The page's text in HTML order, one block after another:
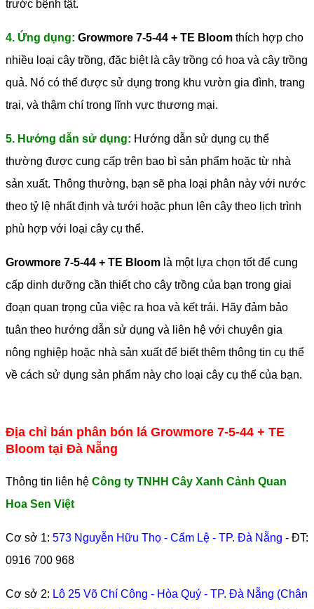
trước bệnh tật.
4. Ứng dụng: Growmore 7-5-44 + TE Bloom thích hợp cho
nhiều loại cây trồng, đặc biệt là cây trồng có hoa và cây trồng
quả. Nó có thể được sử dụng trong khu vườn gia đình, trang
trại, và thậm chí trong lĩnh vực thương mại.
5. Hướng dẫn sử dụng: Hướng dẫn sử dụng cụ thể
thường được cung cấp trên bao bì sản phẩm hoặc từ nhà
sản xuất. Thông thường, bạn sẽ pha loại phân này với nước
theo tỷ lệ nhất định và tưới hoặc phun lên cây theo lịch trình
phù hợp với loại cây cụ thể.
Growmore 7-5-44 + TE Bloom là một lựa chọn tốt để cung
cấp dinh dưỡng cần thiết cho cây trồng của bạn trong giai
đoạn quan trọng của việc ra hoa và kết trái. Hãy đảm bảo
tuân theo hướng dẫn sử dụng và liên hệ với chuyên gia
nông nghiệp hoặc nhà sản xuất để biết thêm thông tin cụ thể
về cách sử dụng sản phẩm này cho loại cây cụ thể của bạn.
Địa chỉ bán phân bón lá Growmore 7-5-44 + TE
Bloom tại Đà Nẵng
Thông tin liên hệ Công ty TNHH Cây Xanh Cảnh Quan
Hoa Sen Việt
Cơ sở 1: 573 Nguyễn Hữu Thọ - Cẩm Lệ - TP. Đà Nẵng - ĐT:
0916 700 968
Cơ sở 2: Lô 25 Võ Chí Công - Hòa Quý - TP. Đà Nẵng (Chân